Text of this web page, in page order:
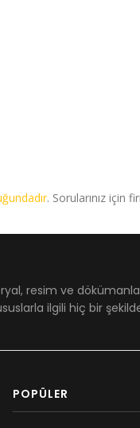
. Sorularınız için
resim ve
ilgili hiç bir
POPÜLER